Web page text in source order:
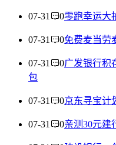
07-31 0零跑幸运大
07-31 0免费麦当劳
07-31 0广发银行积
包
07-31 0京东寻宝计
07-31 0亲测30元建